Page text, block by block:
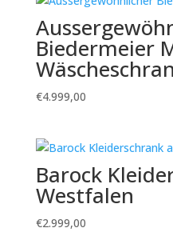
Biedermeier
€4.999,00
Barock
Westfalen
€2.999,00